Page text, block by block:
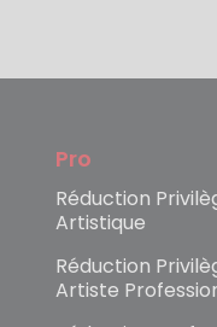
Pro
Réduction
Artistique
Réduction
Artiste